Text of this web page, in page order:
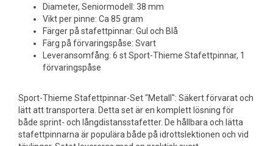
Diameter, Seniormodell: 38 mm
Vikt per pinne: Ca 85 gram
Färger på stafettpinnar: Gul och Blå
Färg på förvaringspåse: Svart
Leveransomfång: 6 st Sport-Thieme Stafettpinnar, 1
förvaringspåse
Sport-Thieme Stafettpinnar-Set "Metall": Säkert förvarat och
lätt att transportera. Detta set är en komplett lösning för
både sprint- och långdistansstafetter. De hållbara och lätta
stafettpinnarna är populära både på idrottslektionen och vid